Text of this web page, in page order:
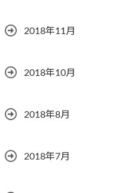
2018年11月
2018年10月
2018年8月
2018年7月